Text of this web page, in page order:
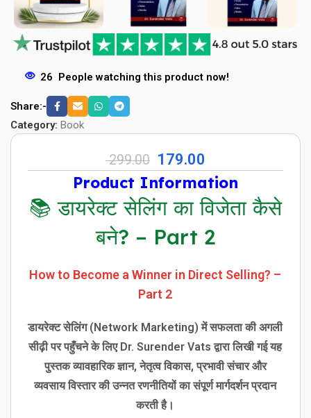
26 People watching this product now!
Share:-
Category: Book
299.00 179.00
Product Information
📚 डायरेक्ट सेलिंग का विजेता कैसे
बने? – Part 2
How to Become a Winner in Direct Selling? –
Part 2
डायरेक्ट सेलिंग (Network Marketing) में सफलता की अगली
सीढ़ी पर पहुँचने के लिए Dr. Surender Vats द्वारा लिखी गई यह
पुस्तक व्यावहारिक ज्ञान, नेतृत्व विकास, प्रभावी संचार और
व्यवसाय विस्तार की उन्नत रणनीतियों का संपूर्ण मार्गदर्शन प्रदान
करती है।